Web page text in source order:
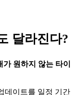
달라진다?
원하지 않는 타이
데이트를 일정 기간